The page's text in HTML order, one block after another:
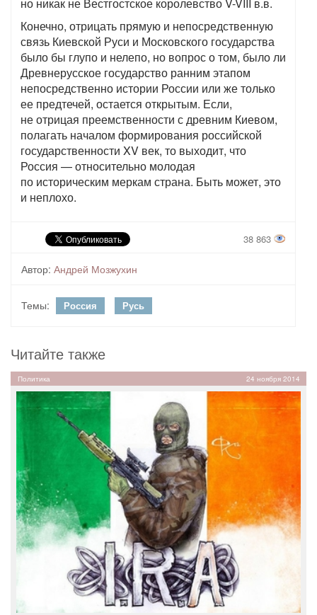
но никак не Вестгостское королевство V-VIII в.в.
Конечно, отрицать прямую и непосредственную
связь Киевской Руси и Московского государства
было бы глупо и нелепо, но вопрос о том, было ли
Древнерусское государство ранним этапом
непосредственно истории России или же только
ее предтечей, остается открытым. Если,
не отрицая преемственности с древним Киевом,
полагать началом формирования российской
государственности XV век, то выходит, что
Россия — относительно молодая
по историческим меркам страна. Быть может, это
и неплохо.
38 863
Автор: Андрей Мозжухин
Темы: Россия Русь
Читайте также
Политика 24 ноября 2014